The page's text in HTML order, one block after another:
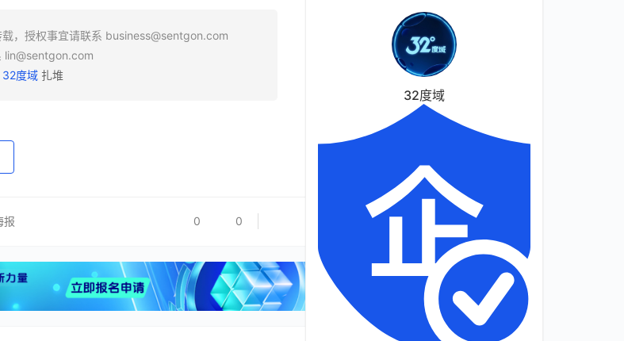
，授权事宜请联系 business@sentgon.com
lin@sentgon.com
32度域扎堆
报 0 0
32度域